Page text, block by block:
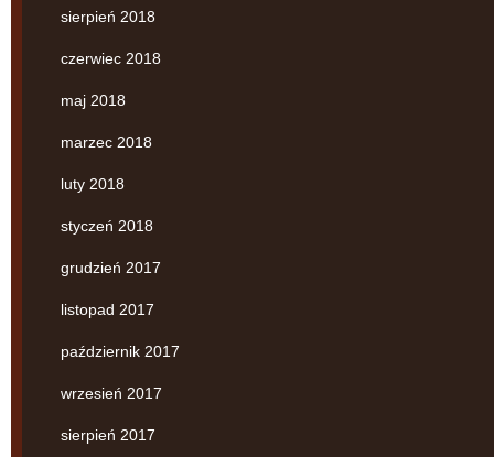
sierpień 2018
czerwiec 2018
maj 2018
marzec 2018
luty 2018
styczeń 2018
grudzień 2017
listopad 2017
październik 2017
wrzesień 2017
sierpień 2017